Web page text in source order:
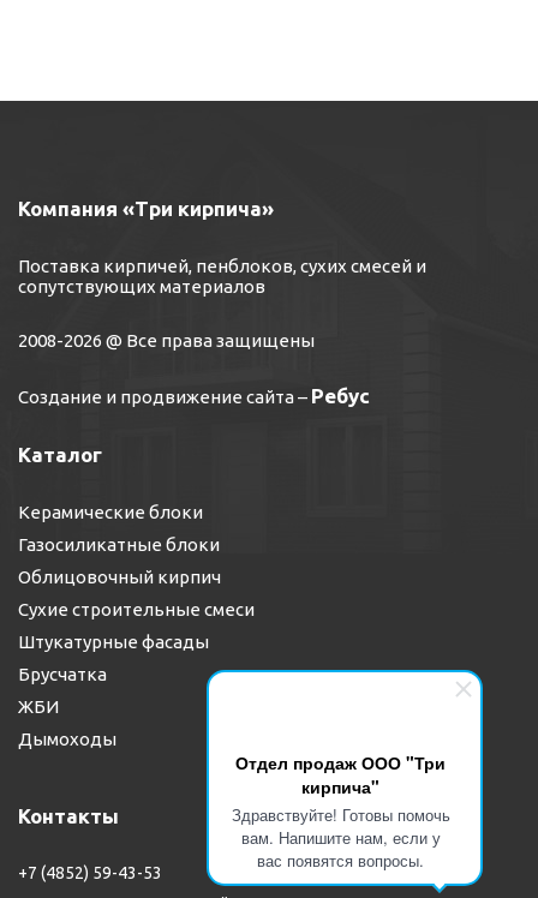
Отдел продаж ООО "Три
кирпича"
Здравствуйте! Готовы помочь
вам. Напишите нам, если у
вас появятся вопросы.
Компания «Три кирпича»
Поставка кирпичей, пенблоков, сухих смесей и
сопутствующих материалов
2008-2026 @ Все права защищены
Создание и продвижение сайта– Ребус
Каталог
Керамические блоки
Газосиликатные блоки
Облицовочный кирпич
Сухие строительные смеси
Штукатурные фасады
Брусчатка
ЖБИ
Дымоходы
Контакты
+7 (4852) 59-43-53